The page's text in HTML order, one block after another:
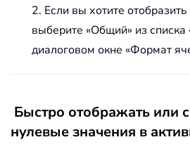
2. Если вы хотите
выберите «Общий» из списка
диалоговом окне «Формат
Быстро отображать или
нулевые значения в